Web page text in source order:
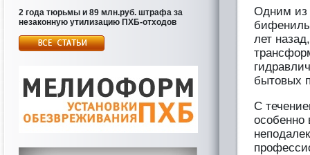
2 года тюрьмы и 89 млн.руб. штрафа за
незаконную утилизацию ПХБ-отходов
Одним из
лет
бытовых
С
особенно